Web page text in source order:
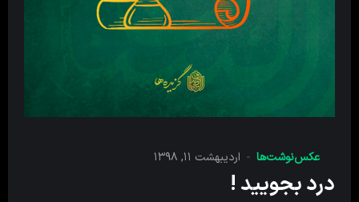
عکس‌نوشت‌ها اردیبهشت ۱۱, ۱۳۹۸
درد بجویید !